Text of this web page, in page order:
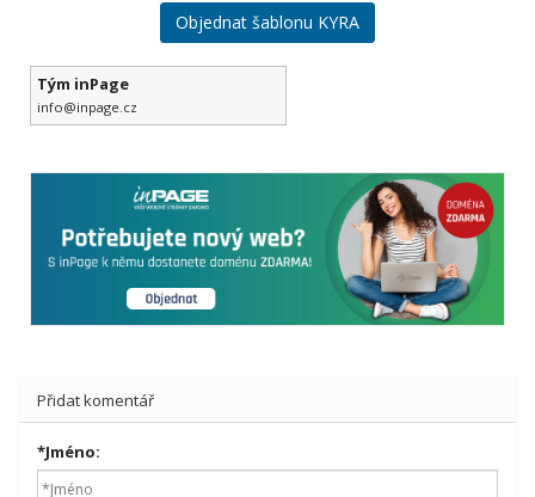
Objednat šablonu KYRA
Tým inPage
info@inpage.cz
Přidat komentář
*Jméno: